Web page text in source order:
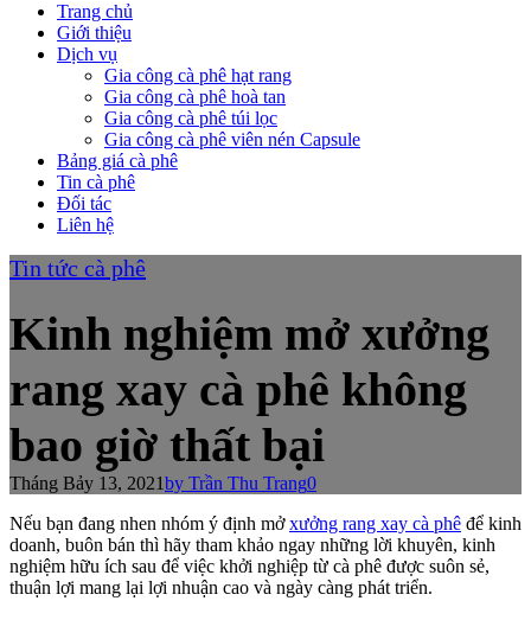
Trang chủ
Giới thiệu
Dịch vụ
Gia công cà phê hạt rang
Gia công cà phê hoà tan
Gia công cà phê túi lọc
Gia công cà phê viên nén Capsule
Bảng giá cà phê
Tin cà phê
Đối tác
Liên hệ
Tin tức cà phê
Kinh nghiệm mở xưởng
rang xay cà phê không
bao giờ thất bại
Tháng Bảy 13, 2021by Trần Thu Trang0
Nếu bạn đang nhen nhóm ý định mởxưởng rang xay cà phê để kinh
doanh, buôn bán thì hãy tham khảo ngay những lời khuyên, kinh
nghiệm hữu ích sau để việc khởi nghiệp từ cà phê được suôn sẻ,
thuận lợi mang lại lợi nhuận cao và ngày càng phát triển.